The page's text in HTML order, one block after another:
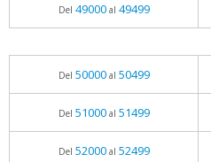
Del 49000al 49499
Del 50000al 50499
Del 51000al 51499
Del 52000al 52499